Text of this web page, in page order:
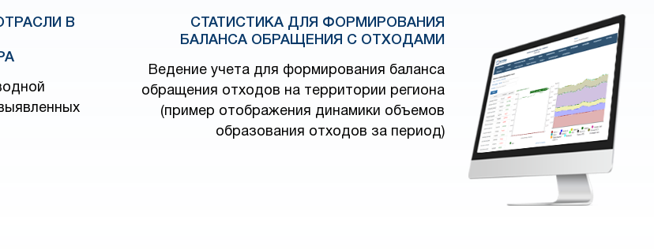
В
СТАТИСТИКА ДЛЯ ФОРМИРОВАНИЯ
БАЛАНСА ОБРАЩЕНИЯ С ОТХОДАМИ
Ведение учета для формирования баланса
обращения отходов на территории региона
(пример отображения динамики объемов
образования отходов за период)